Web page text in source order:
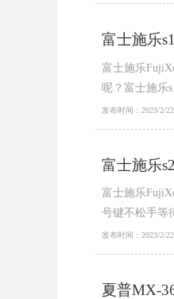
富士施乐
富士施乐
呢？富士施乐
发布时间：2023/2/
富士施乐
富士施乐
号键不松手等
发布时间：2023/2/
夏普MX-